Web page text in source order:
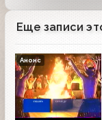
Еще записи
Анонс